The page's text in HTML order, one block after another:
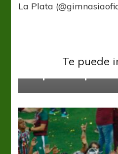
La Plata
Te puede
Boca Juniors Liga